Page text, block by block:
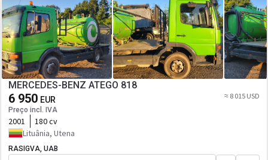
MERCEDES-BENZ ATEGO 818
6 950 EUR
Preço incl. IVA
≈ 8 015 USD
2001
180 cv
Lituânia, Utena
RASIGVA, UAB